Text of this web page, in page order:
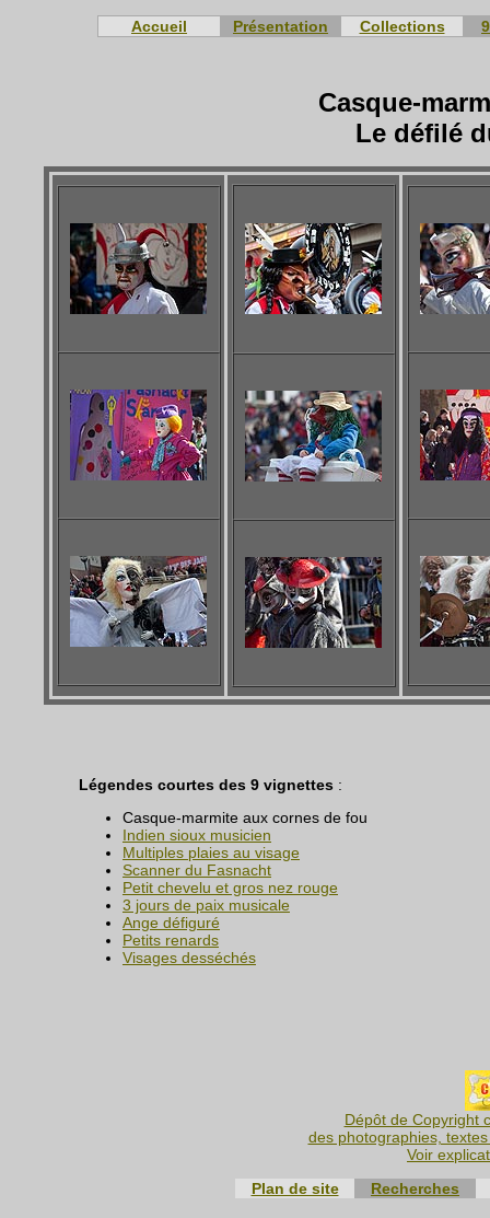
Accueil Présentation Collections
Casque-
Le défilé
Légendes courtes des 9 vignettes :
Casque-marmite aux cornes de fou
Indien sioux musicien
Multiples plaies au visage
Scanner du Fasnacht
Petit chevelu et gros nez rouge
3 jours de paix musicale
Ange défiguré
Petits renards
Visages desséchés
Dépôt de Copyright
des photographies,
Voir
Plan de site
Recherches